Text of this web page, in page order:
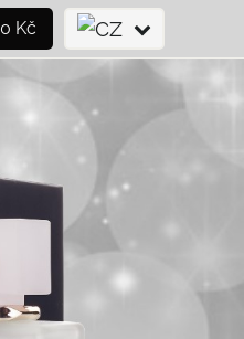
0 Kč